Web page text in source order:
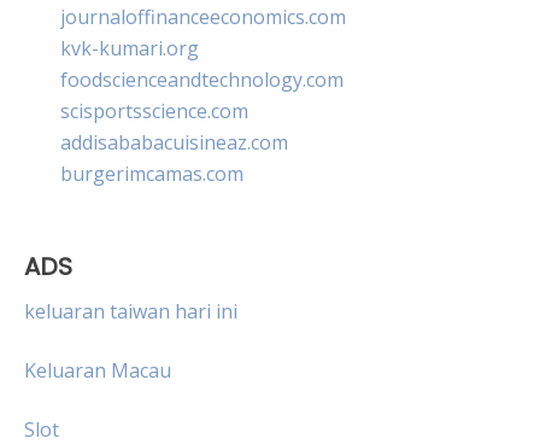
journaloffinanceeconomics.com
kvk-kumari.org
foodscienceandtechnology.com
scisportsscience.com
addisababacuisineaz.com
burgerimcamas.com
ADS
keluaran taiwan hari ini
Keluaran Macau
Slot